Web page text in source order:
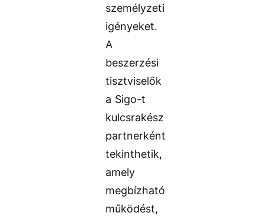
személyzeti
igényeket.
A
beszerzési
tisztviselők
a Sigo-t
kulcsrakész
partnerként
tekinthetik,
amely
megbízható
működést,